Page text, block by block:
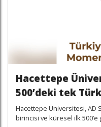
Hacettepe
500’deki tek
Hacettepe Üniversitesi, AD
birincisi ve küresel ilk